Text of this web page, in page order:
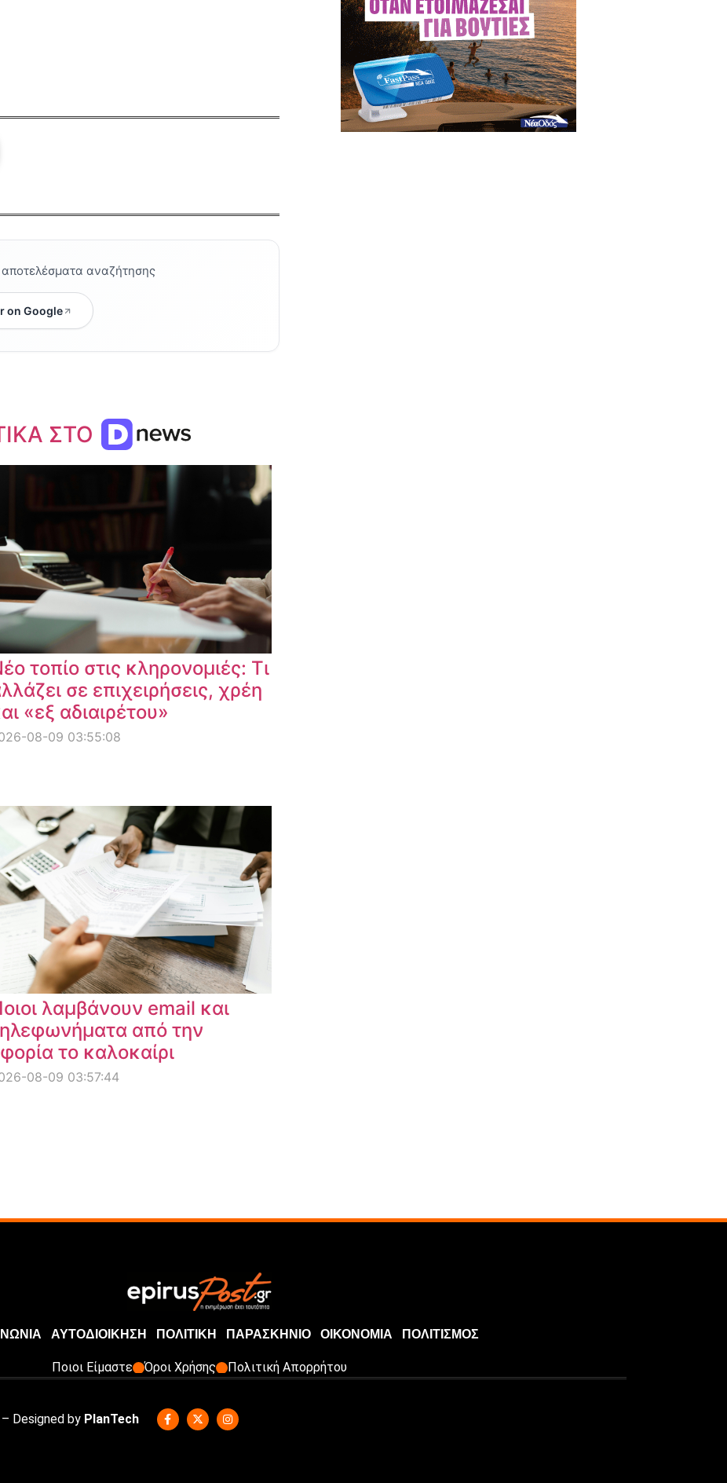
αναζήτησης
on Google
ΣΤΟ
τοπίο στις κληρονομιές: Τι
σε επιχειρήσεις, χρέη
«εξ αδιαιρέτου»
08-09 03:55:08
λαμβάνουν email και
από την
το καλοκαίρι
08-09 03:57:44
ΑΥΤΟΔΙΟΙΚΗΣΗ ΠΟΛΙΤΙΚΗ ΠΑΡΑΣΚΗΝΙΟ ΟΙΚΟΝΟΜΙΑ ΠΟΛΙΤΙΣΜΟΣ
Ποιοι Είμαστε Όροι Χρήσης Πολιτική Απορρήτου
Designed by PlanTech